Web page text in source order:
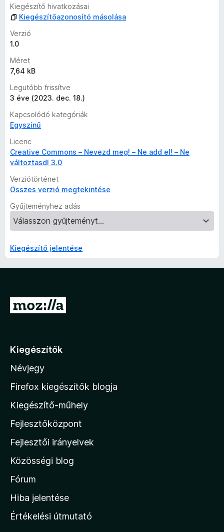
i
a
g
s
é
r
t
k
e
l
é
s
k
Kiegészítő hivatkozásai
Kiegészítőazonosító másolása
Verzió
1.0
Méret
7,64 kB
Legutóbb frissítve
3 éve (2023. dec. 18.)
Kapcsolódó kategóriák
Egyszínű
Licenc
Creative Commons – Nevezd meg! – Ne add el! – Ne
változtasd! 3.0
Verziótörténet
Összes verzió megtekintése
Gyűjteményhez adás
Kiegészítő jelentése
U
á
a
M
z
i
l
a
h
o
l
Kiegészítők
Névjegy
Firefox kiegészítők blogja
Kiegészítő-műhely
Fejlesztőközpont
Fejlesztői irányelvek
Közösségi blog
Fórum
Hiba jelentése
Értékelési útmutató